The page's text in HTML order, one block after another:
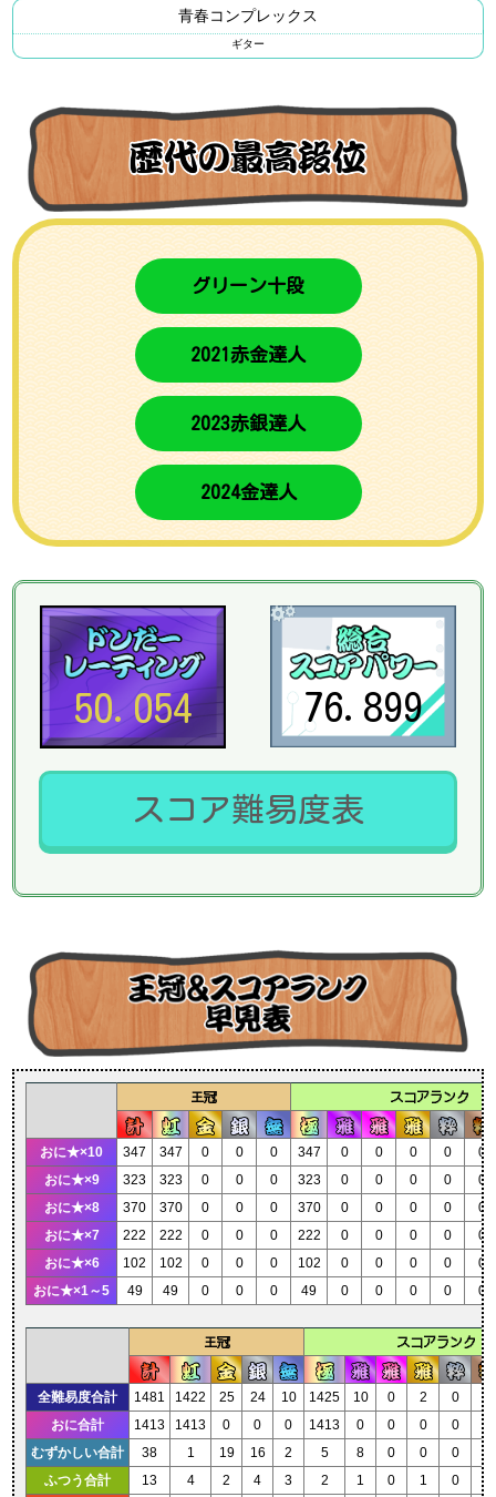
青春コンプレックス
ギター
グリーン十段
2021赤金達人
2023赤銀達人
2024金達人
50.054 76.899
スコア難易度表
王冠 スコアランク
おに★×10 347 347 0 0 0 347 0 0 0 0
0
おに★×9
323 323 0 0 0 323 0 0 0 0
0
おに★×8
370 370 0 0 0 370 0 0 0 0
0
おに★×7
222 222 0 0 0 222 0 0 0 0
0
おに★×6
102 102 0 0 0 102 0 0 0 0
0
おに★×1～5
49 49 0 0 0 49 0 0 0 0 0
王冠 スコアランク
全難易度合計 1481 1422 25 24 10 1425 10 0 2 0
2
おに合計
1413 1413 0 0 0 1413 0 0 0 0
0
むずかしい合計
38 1 19 16 2 5 8 0 0 0
1
ふつう合計
13 4 2 4 3 2 1 0 1 0 1